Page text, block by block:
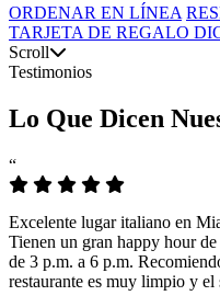
ORDENAR EN LÍNEA
TARJETA DE REGALO
Scroll
Testimonios
Lo Que Dicen
“
Excelente lugar italiano en
Tienen un gran happy hour
de 3 p.m. a 6 p.m.
restaurante es muy limpio y el